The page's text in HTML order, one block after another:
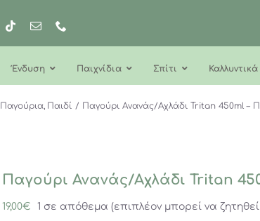
Ένδυση Παιχνίδια Σπίτι Καλλυντικά
Παγούρια Παιδί Παγούρι Ανανάς/Αχλάδι Tritan 450ml –
Παγούρι Ανανάς/Αχλάδι Tritan
19,00€ 1 σε απόθεμα (επιπλέον μπορεί να